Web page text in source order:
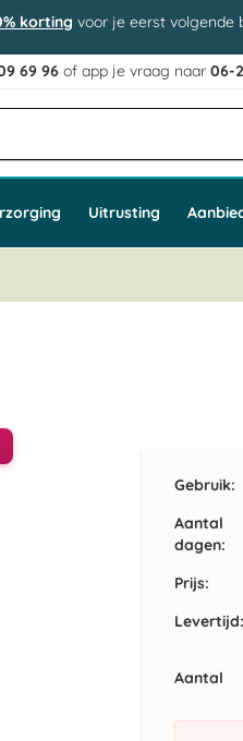
korting voor je eerst volgende
69 96 of app je vraag naar06-
Uitrusting
Gebruik:
Aantal
dagen:
Prijs:
Levertijd:
Aantal